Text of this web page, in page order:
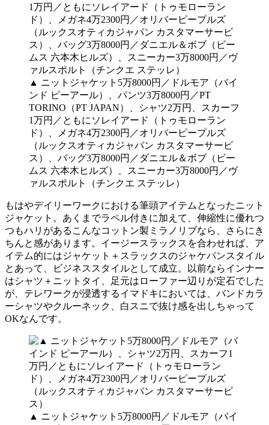
▲ ニットジャケット5万8000円／ドルモア（バイ
ンド ピーアール）、パンツ3万8000円／PT
TORINO（PT JAPAN）、シャツ2万円、スカーフ
1万円／ともにソレイアード（トゥモローラン
ド）、メガネ4万2300円／オリバーピープルズ
（ルックスオティカジャパン カスタマーサービ
ス）、バッグ3万8000円／ダニエル＆ボブ（ビー
ムス 六本木ヒルズ）、スニーカー3万8000円／ヴ
ァルスポルト（チンクエ ステッレ）
もはやデイリーワークにおける筆頭アイテムとなったニット
ジャケット。あくまでラペル付きに加えて、伸縮性に優れつ
つもハリがあるこんなコットン製ミラノリブなら、さらにき
ちんと感があります。イージースラックスを合わせれば、ア
イテム的にはジャケット＋スラックスのジャケパンスタイル
とあって、ビジネススタイルとして成立。以前ならインナー
はシャツ＋ニットタイ、足元はローファー辺りが定石でした
が、テレワークが浸透するイマドキにおいては、バンドカラ
ーシャツやクルーネック、白スニで抜け感を出しちゃって
OKなんです。
▲ ニットジャケット5万8000円／ドルモア（バイ